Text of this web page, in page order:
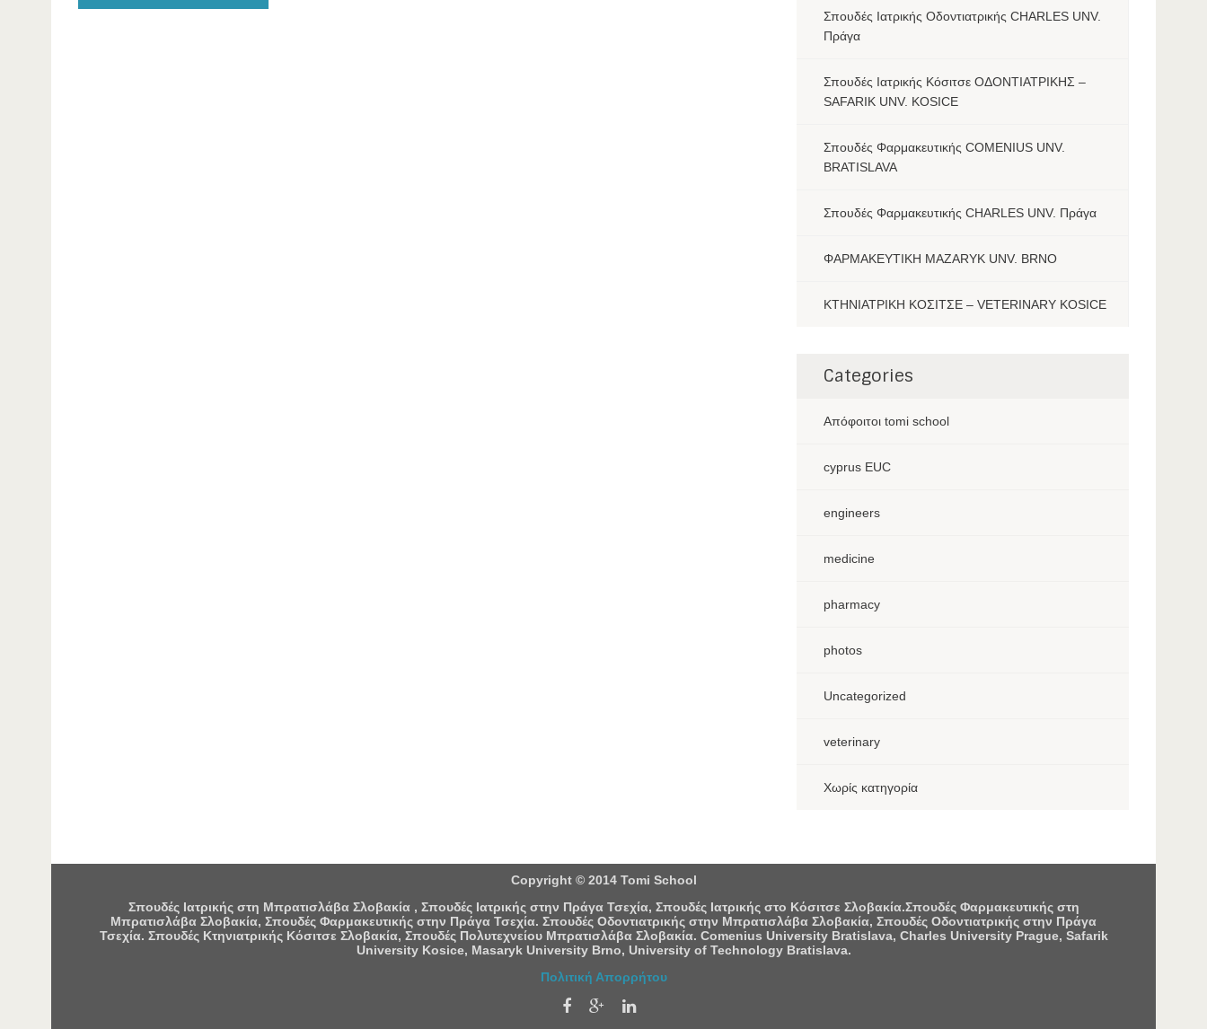
Σπουδές Ιατρικής Οδοντιατρικής CHARLES UNV.
Πράγα
Σπουδές Ιατρικής Κόσιτσε ΟΔΟΝΤΙΑΤΡΙΚΗΣ –
SAFARIK UNV. KOSICE
Σπουδές Φαρμακευτικής COMENIUS UNV.
BRATISLAVA
Σπουδές Φαρμακευτικής CHARLES UNV. Πράγα
ΦΑΡΜΑΚΕΥΤΙΚΗ MAZARYK UNV. BRNO
ΚΤΗΝΙΑΤΡΙΚΗ ΚΟΣΙΤΣΕ – VETERINARY KOSICE
Categories
Aπόφοιτοι tomi school
cyprus EUC
engineers
medicine
pharmacy
photos
Uncategorized
veterinary
Χωρίς κατηγορία
Copyright © 2014 Tomi School
Σπουδές Ιατρικής στη Μπρατισλάβα Σλοβακία , Σπουδές Ιατρικής στην Πράγα Τσεχία, Σπουδές Ιατρικής στο Κόσιτσε Σλοβακία.Σπουδές Φαρμακευτικής στη
Μπρατισλάβα Σλοβακία, Σπουδές Φαρμακευτικής στην Πράγα Τσεχία. Σπουδές Οδοντιατρικής στην Μπρατισλάβα Σλοβακία, Σπουδές Οδοντιατρικής στην Πράγα
Τσεχία. Σπουδές Κτηνιατρικής Κόσιτσε Σλοβακία, Σπουδές Πολυτεχνείου Μπρατισλάβα Σλοβακία. Comenius University Bratislava, Charles University Prague, Safarik
University Kosice, Masaryk University Brno, University of Technology Bratislava.
Πολιτική Απορρήτου